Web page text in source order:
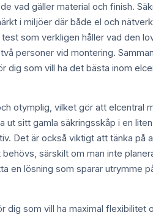
vad gäller material och finish.
i miljöer där både el och
som verkligen håller vad den
personer vid montering.
dig som vill ha det bästa inom
otymplig, vilket gör att elcentral
sitt gamla säkringsskåp i en
Det är också viktigt att tänka på
särskilt om man inte
en lösning som sparar utrymme
dig som vill ha maximal flexibilitet